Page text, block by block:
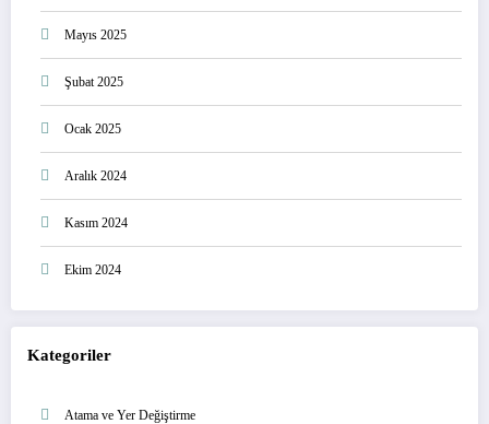
Mayıs 2025
Şubat 2025
Ocak 2025
Aralık 2024
Kasım 2024
Ekim 2024
Kategoriler
Atama ve Yer Değiştirme